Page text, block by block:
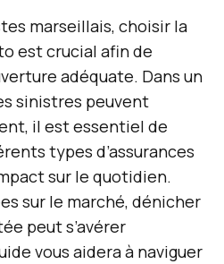
marseillais, choisir la
est crucial afin de
adéquate. Dans un
sinistres peuvent
il est essentiel de
types d’assurances
sur le quotidien.
sur le marché, dénicher
peut s’avérer
vous aidera à naviguer